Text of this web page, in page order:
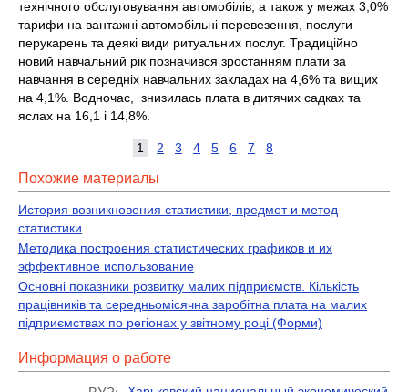
технічного обслуговування автомобілів, а також у межах 3,0%
тарифи на вантажні автомобільні перевезення, послуги
перукарень та деякі види ритуальних послуг. Традиційно
новий навчальний рік позначився зростанням плати за
навчання в середніх навчальних закладах на 4,6% та вищих
на 4,1%. Водночас, знизилась плата в дитячих садках та
яслах на 16,1 і 14,8%.
1 2 3 4 5 6 7 8
Похожие материалы
История возникновения статистики, предмет и метод
статистики
Методика построения статистических графиков и их
эффективное использование
Основні показники розвитку малих підприємств. Кількість
працівників та середньомісячна заробітна плата на малих
підприємствах по регіонах у звітному році (Форми)
Информация о работе